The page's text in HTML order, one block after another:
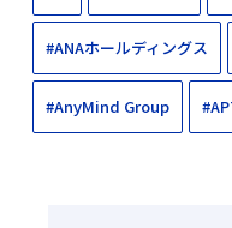
#ANAホールディングス
#AnyMind Group